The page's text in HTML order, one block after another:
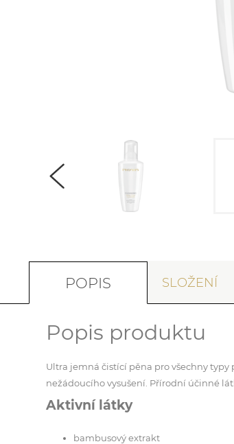
POPIS SLOŽENÍ
Popis produktu
Ultra jemná čistící pěna pro všechny
nežádoucího vysušení. Přírodní účinné
Aktivní látky
bambusový extrakt